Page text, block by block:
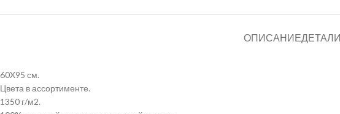
ОПИСАНИЕДЕТАЛИ
60X95 см.
Цвета в ассортименте.
1350 г/м2.